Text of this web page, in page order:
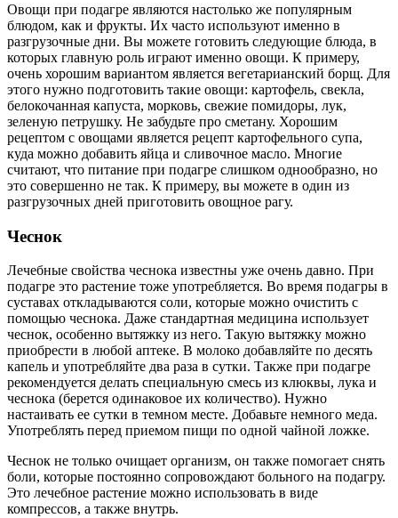
Овощи при подагре являются настолько же популярным
блюдом, как и фрукты. Их часто используют именно в
разгрузочные дни. Вы можете готовить следующие блюда, в
которых главную роль играют именно овощи. К примеру,
очень хорошим вариантом является вегетарианский борщ. Для
этого нужно подготовить такие овощи: картофель, свекла,
белокочанная капуста, морковь, свежие помидоры, лук,
зеленую петрушку. Не забудьте про сметану. Хорошим
рецептом с овощами является рецепт картофельного супа,
куда можно добавить яйца и сливочное масло. Многие
считают, что питание при подагре слишком однообразно, но
это совершенно не так. К примеру, вы можете в один из
разгрузочных дней приготовить овощное рагу.
Чеснок
Лечебные свойства чеснока известны уже очень давно. При
подагре это растение тоже употребляется. Во время подагры в
суставах откладываются соли, которые можно очистить с
помощью чеснока. Даже стандартная медицина использует
чеснок, особенно вытяжку из него. Такую вытяжку можно
приобрести в любой аптеке. В молоко добавляйте по десять
капель и употребляйте два раза в сутки. Также при подагре
рекомендуется делать специальную смесь из клюквы, лука и
чеснока (берется одинаковое их количество). Нужно
настаивать ее сутки в темном месте. Добавьте немного меда.
Употреблять перед приемом пищи по одной чайной ложке.
Чеснок не только очищает организм, он также помогает снять
боли, которые постоянно сопровождают больного на подагру.
Это лечебное растение можно использовать в виде
компрессов, а также внутрь.